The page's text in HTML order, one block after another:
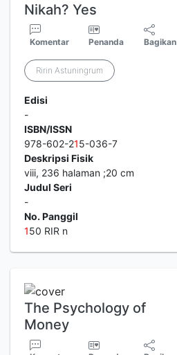
Nikah? Yes
Komentar Penanda Bagikan
Ririn Astuningrum
Edisi
-
ISBN/ISSN
978-602-215-036-7
Deskripsi Fisik
viii, 236 halaman ;20 cm
Judul Seri
-
No. Panggil
150 RIR n
The Psychology of
Money